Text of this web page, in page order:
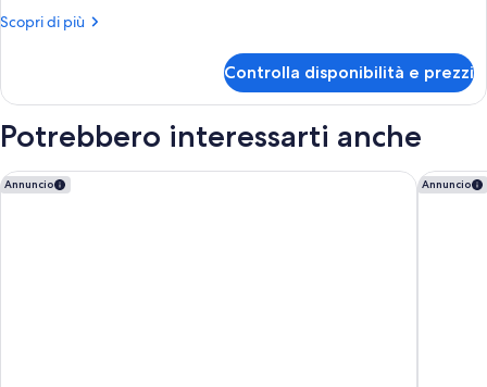
angolo
città
Scopri di più
Altri
Deluxe,
letti
angolo
cottura,
Controlla disponibilità e prezzi
Potrebbero interessarti anche
Annuncio
MONday Apart Premium KYOTO Station Annuncio
HOTEL